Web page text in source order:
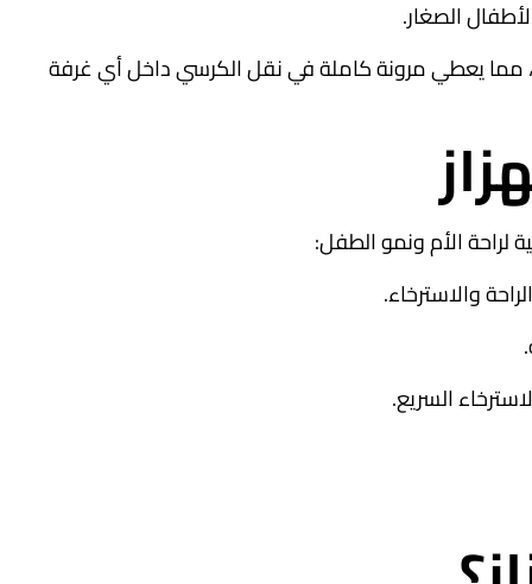
مما يعطي مرونة كاملة في نقل الكرسي داخل أي غرفة
الأم ونمو الطفل:
والاسترخاء.
السريع.